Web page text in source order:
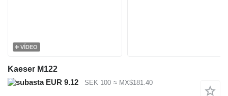
VÍDEO
Kaeser M122
EUR 9.12
SEK 100 ≈ MX$181.40